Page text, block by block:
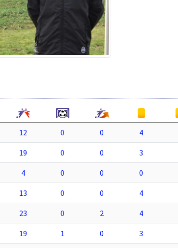
12 0 0 4
19 0 0 3
4 0 0 0
13 0 0 4
23 0 2 4
19 1 0 3